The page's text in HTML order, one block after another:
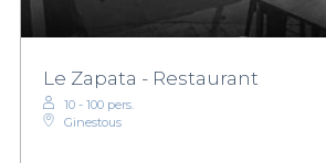
Le Zapata - Restaurant
10 - 100 pers.
Ginestous